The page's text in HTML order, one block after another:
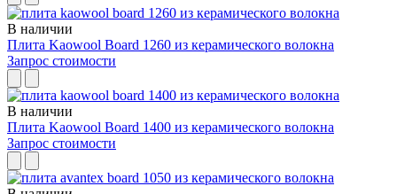
В наличии
Плита Kaowool Board 1260 из керамического волокна
Запрос стоимости
В наличии
Плита Kaowool Board 1400 из керамического волокна
Запрос стоимости